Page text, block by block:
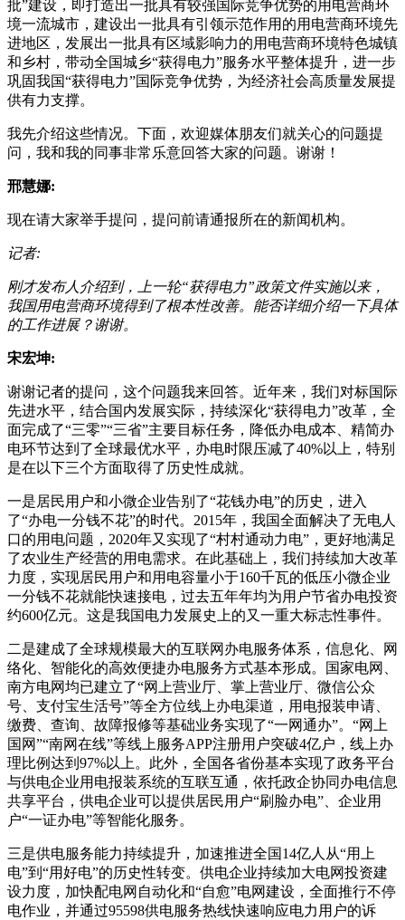
批”建设，即打造出一批具有较强国际竞争优势的用电营商环
境一流城市，建设出一批具有引领示范作用的用电营商环境先
进地区，发展出一批具有区域影响力的用电营商环境特色城镇
和乡村，带动全国城乡“获得电力”服务水平整体提升，进一步
巩固我国“获得电力”国际竞争优势，为经济社会高质量发展提
供有力支撑。
我先介绍这些情况。下面，欢迎媒体朋友们就关心的问题提
问，我和我的同事非常乐意回答大家的问题。谢谢！
邢慧娜:
现在请大家举手提问，提问前请通报所在的新闻机构。
记者:
刚才发布人介绍到，上一轮“获得电力”政策文件实施以来，
我国用电营商环境得到了根本性改善。能否详细介绍一下具体
的工作进展？谢谢。
宋宏坤:
谢谢记者的提问，这个问题我来回答。近年来，我们对标国际
先进水平，结合国内发展实际，持续深化“获得电力”改革，全
面完成了“三零”“三省”主要目标任务，降低办电成本、精简办
电环节达到了全球最优水平，办电时限压减了40%以上，特别
是在以下三个方面取得了历史性成就。
一是居民用户和小微企业告别了“花钱办电”的历史，进入
了“办电一分钱不花”的时代。2015年，我国全面解决了无电人
口的用电问题，2020年又实现了“村村通动力电”，更好地满足
了农业生产经营的用电需求。在此基础上，我们持续加大改革
力度，实现居民用户和用电容量小于160千瓦的低压小微企业
一分钱不花就能快速接电，过去五年年均为用户节省办电投资
约600亿元。这是我国电力发展史上的又一重大标志性事件。
二是建成了全球规模最大的互联网办电服务体系，信息化、网
络化、智能化的高效便捷办电服务方式基本形成。国家电网、
南方电网均已建立了“网上营业厅、掌上营业厅、微信公众
号、支付宝生活号”等全方位线上办电渠道，用电报装申请、
缴费、查询、故障报修等基础业务实现了“一网通办”。“网上
国网”“南网在线”等线上服务APP注册用户突破4亿户，线上办
理比例达到97%以上。此外，全国各省份基本实现了政务平台
与供电企业用电报装系统的互联互通，依托政企协同办电信息
共享平台，供电企业可以提供居民用户“刷脸办电”、企业用
户“一证办电”等智能化服务。
三是供电服务能力持续提升，加速推进全国14亿人从“用上
电”到“用好电”的历史性转变。供电企业持续加大电网投资建
设力度，加快配电网自动化和“自愈”电网建设，全面推行不停
电作业，并通过95598供电服务热线快速响应电力用户的诉